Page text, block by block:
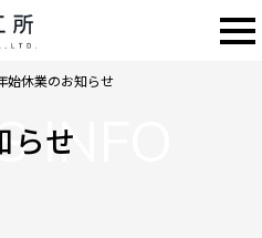
休業のお知らせ
INFO
らせ